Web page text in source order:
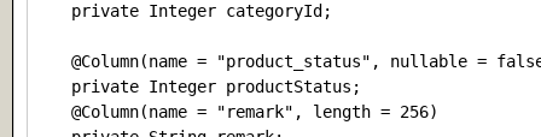
    private Integer categoryId;
@Column(name = "product_status", nullable =
    private Integer productStatus;
    @Column(name = "remark", length = 256)